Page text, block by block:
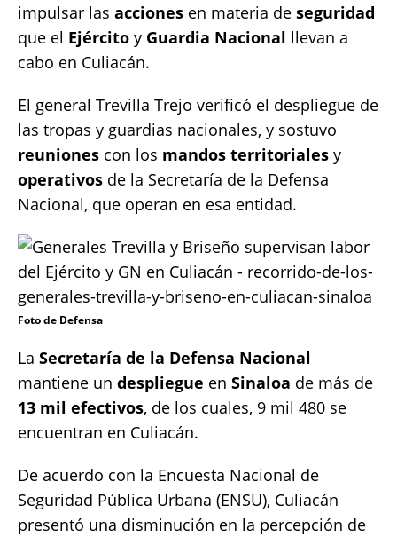
impulsar las acciones en materia de seguridad
que el Ejército y Guardia Nacional llevan a
cabo en Culiacán.
El general Trevilla Trejo verificó el despliegue de
las tropas y guardias nacionales, y sostuvo
reuniones con los mandos territoriales y
operativos de la Secretaría de la Defensa
Nacional, que operan en esa entidad.
Foto de Defensa
La Secretaría de la Defensa Nacional
mantiene un despliegue en Sinaloa de más de
13 mil efectivos, de los cuales, 9 mil 480 se
encuentran en Culiacán.
De acuerdo con la Encuesta Nacional de
Seguridad Pública Urbana (ENSU), Culiacán
presentó una disminución en la percepción de